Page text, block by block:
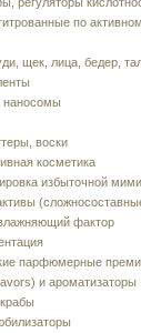
по
щек, лица, бедер,
наносомы
воски
косметика
избыточной
фактор
парфюмерные
и ароматизаторы